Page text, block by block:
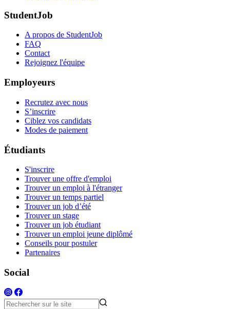
StudentJob
A propos de StudentJob
FAQ
Contact
Rejoignez l'équipe
Employeurs
Recrutez avec nous
S’inscrire
Ciblez vos candidats
Modes de paiement
Étudiants
S'inscrire
Trouver une offre d'emploi
Trouver un emploi à l'étranger
Trouver un temps partiel
Trouver un job d’été
Trouver un stage
Trouver un job étudiant
Trouver un emploi jeune diplômé
Conseils pour postuler
Partenaires
Social